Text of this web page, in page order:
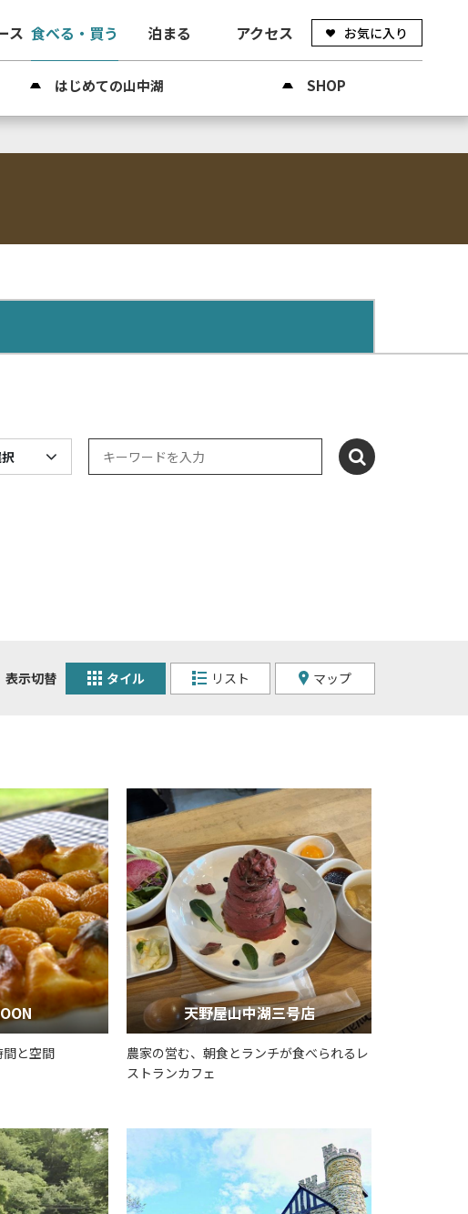
ス 食べる・買う 泊まる アクセス お気に入り
はじめての山中湖 SHOP
表示切替 タイル リスト マップ
と空間
天野屋山中湖三号店
農家の営む、朝食とランチが食べられるレ
ストランカフェ